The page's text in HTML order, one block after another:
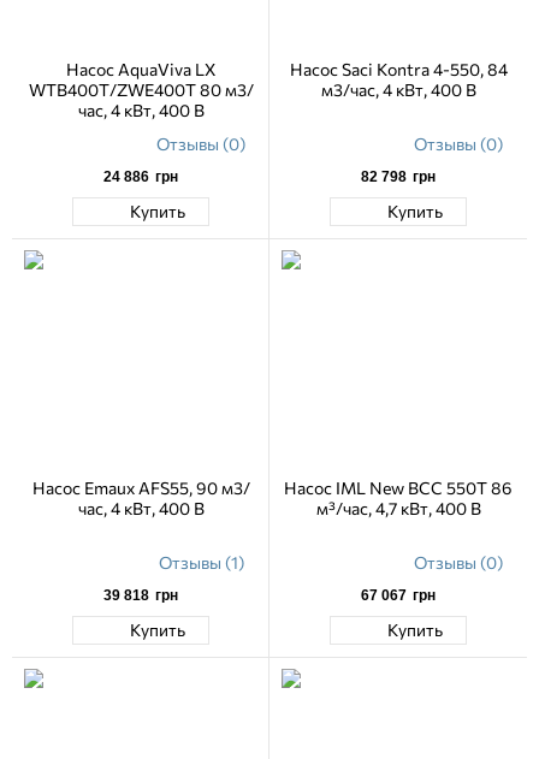
Насос AquaViva LX
WTB400T/ZWE400T 80 м3/
час, 4 кВт, 400 В
Отзывы (0)
24 886 грн
Купить
Насос Saci Kontra 4-550, 84
м3/час, 4 кВт, 400 В
Отзывы (0)
82 798 грн
Купить
Насос Emaux AFS55, 90 м3/
час, 4 кВт, 400 В
Отзывы (1)
39 818 грн
Купить
Насос IML New BCC 550T 86
м³/час, 4,7 кВт, 400 В
Отзывы (0)
67 067 грн
Купить